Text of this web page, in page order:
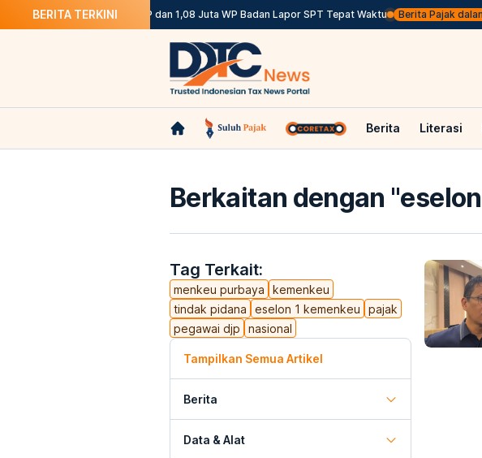
BERITA TERKINI
DJP: 12,12 Juta WP OP dan 1,08 Juta WP Badan Lapor SPT Tepat Waktu Berita Pajak dalam
Berita Literasi
Berkaitan dengan "
Tag Terkait:
menkeu purbaya
kemenkeu
tindak pidana
eselon 1 kemenkeu
pajak
pegawai djp
nasional
Tampilkan Semua Artikel
Berita
Data & Alat